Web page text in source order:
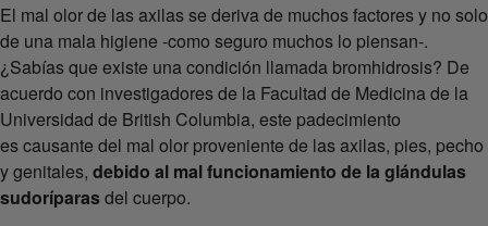
El mal olor de las axilas se deriva de muchos factores y no solo
de una mala higiene -como seguro muchos lo piensan-.
¿Sabías que existe una condición llamada bromhidrosis? De
acuerdo con investigadores de la Facultad de Medicina de la
Universidad de British Columbia, este padecimiento
es causante del mal olor proveniente de las axilas, pies, pecho
y genitales, debido al mal funcionamiento de la glándulas
sudoríparasdel cuerpo.